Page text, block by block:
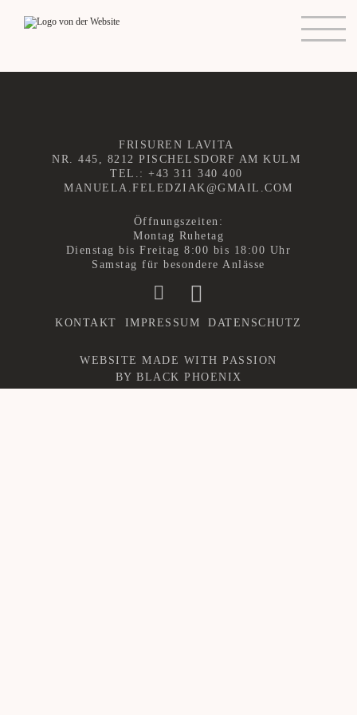
STARTSEITE
VEREINBAREN
PREISLISTE
KONTAKT
FRISUREN LAVITA
NR. 445, 8212 PISCHELSDORF AM KULM
TEL.: +43 311 340 400
MANUELA.FELEDZIAK@GMAIL.COM
Öffnungszeiten:
Montag Ruhetag
Dienstag bis Freitag 8:00 bis 18:00 Uhr
Samstag für besondere Anlässe
KONTAKT IMPRESSUM DATENSCHUTZ
WEBSITE MADE WITH PASSION
BY BLACK PHOENIX